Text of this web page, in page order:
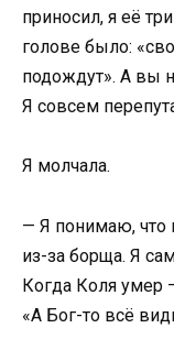
приносил, я её
голове было:
подождут». А вы
Я совсем
Я молчала.
— Я понимаю, что
из-за борща. Я
Когда Коля умер
«А Бог-то всё